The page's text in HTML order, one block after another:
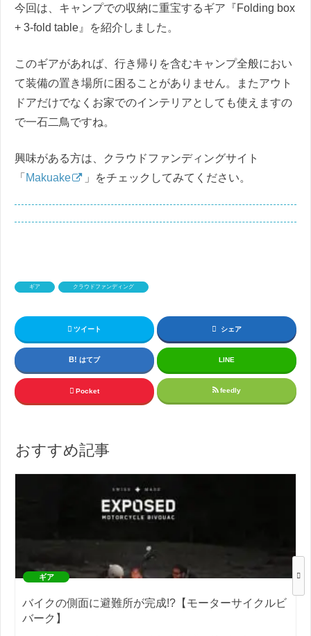
今回は、キャンプでの収納に重宝するギア『Folding box
+ 3-fold table』を紹介しました。
このギアがあれば、行き帰りを含むキャンプ全般におい
て装備の置き場所に困ることがありません。またアウト
ドアだけでなくお家でのインテリアとしても使えますの
で一石二鳥ですね。
興味がある方は、クラウドファンディングサイト
「 Makuake 」をチェックしてみてください。
ギア クラウドファンディング
ツイート シェア
はてブ LINE
Pocket feedly
おすすめ記事
ギア
バイクの側面に避難所が完成!?【モーターサイクルビ
バーク】